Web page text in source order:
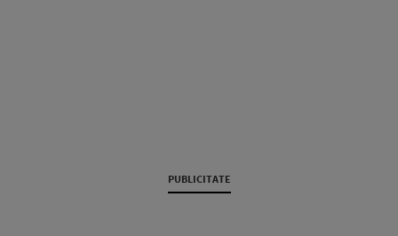
PUBLICITATE